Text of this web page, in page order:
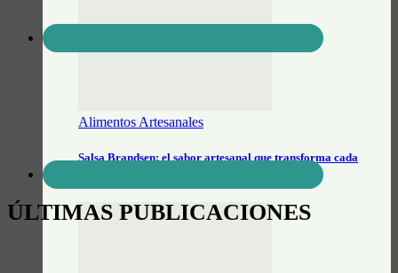
Alimentos Artesanales
Salsa Brandsen: el sabor artesanal que transforma cada
ÚLTIMAS PUBLICACIONES